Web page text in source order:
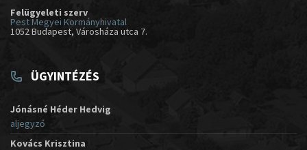
Felügyeleti szerv
Pest Megyei Kormányhivatal
1052 Budapest, Városháza utca 7.
ÜGYINTÉZÉS
Jónásné Héder Hedvig
aljegyző
Kovács Krisztina